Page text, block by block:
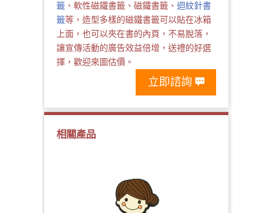
籤 、軟性磁鐵書籤、磁鐵書籤、迴紋針書
籤等，造型多樣的磁鐵書籤可以貼在冰箱
上面，也可以夾在書的內頁，不易脫落，
讓宣傳活動的廣告效益倍增，送禮的好選
擇，歡迎來圖估價。
立即諮詢
相關產品